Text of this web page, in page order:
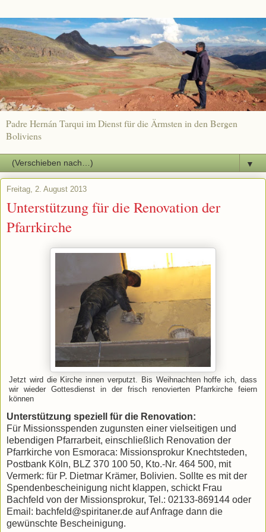
Padre Hernán Tarqui im Dienst für die Ärmsten in den Bergen
Boliviens
▼
Freitag, 2. August 2013
Unterstützung für die Renovation der
Pfarrkirche
Jetzt wird die Kirche innen verputzt. Bis Weihnachten hoffe ich, dass
wir wieder Gottesdienst in der frisch renovierten Pfarrkirche feiern
können
Unterstützung speziell für die Renovation:
Für Missionsspenden zugunsten einer vielseitigen und
lebendigen Pfarrarbeit, einschließlich Renovation der
Pfarrkirche von Esmoraca: Missionsprokur Knechtsteden,
Postbank Köln, BLZ 370 100 50, Kto.-Nr. 464 500, mit
Vermerk: für P. Dietmar Krämer, Bolivien. Sollte es mit der
Spendenbescheinigung nicht klappen, schickt Frau
Bachfeld von der Missionsprokur, Tel.: 02133-869144 oder
Email: bachfeld@spiritaner.de auf Anfrage dann die
gewünschte Bescheinigung.